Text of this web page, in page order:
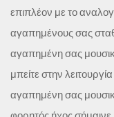
επιπλέον με το
αγαπημένους σας
αγαπημένη σας
μπείτε στην
αγαπημένη σας